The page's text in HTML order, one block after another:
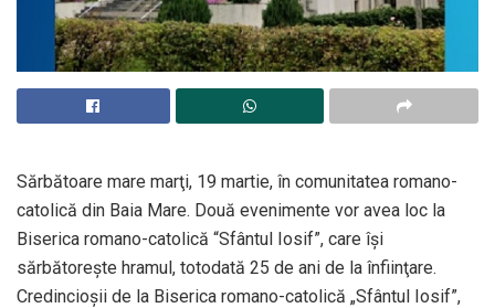
Sărbătoare mare marţi, 19 martie, în comunitatea romano-
catolică din Baia Mare. Două evenimente vor avea loc la
Biserica romano-catolică “Sfântul Iosif”, care îşi
sărbătorește hramul, totodată 25 de ani de la înfiinţare.
Credincioșii de la Biserica romano-catolică „Sfântul Iosif”,